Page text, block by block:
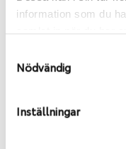
information som du
Nödvändig
Inställningar
skall sättas på dina
årens lopp och inte